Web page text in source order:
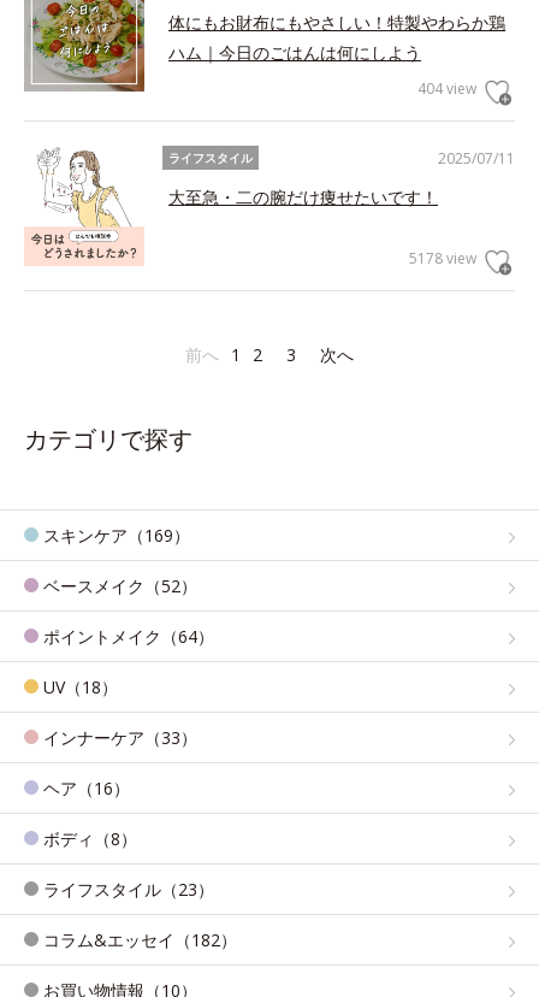
体にもお財布にもやさしい！特製やわらか鶏
ハム｜今日のごはんは何にしよう
404 view
2025/07/11
ライフスタイル
大至急・二の腕だけ痩せたいです！
5178 view
前へ 1 2 3 次へ
カテゴリで探す
スキンケア（169）
ベースメイク（52）
ポイントメイク（64）
UV（18）
インナーケア（33）
ヘア（16）
ボディ（8）
ライフスタイル（23）
コラム&エッセイ（182）
お買い物情報（10）